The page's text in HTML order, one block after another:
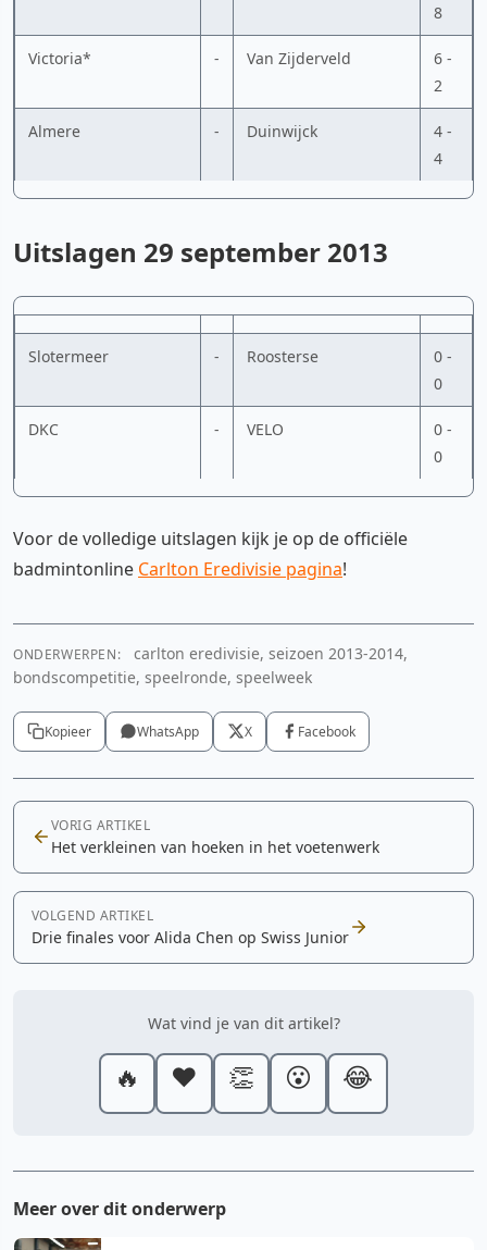
8
Victoria* - Van Zijderveld
6 -
2
Almere - Duinwijck
4 -
4
Uitslagen 29 september 2013
Slotermeer - Roosterse
0 -
0
DKC - VELO
0 -
0
Voor de volledige uitslagen kijk je op de officiële
badmintonline Carlton Eredivisie pagina!
ONDERWERPEN:
carlton eredivisie, seizoen 2013-2014,
bondscompetitie, speelronde, speelweek
Kopieer WhatsApp X Facebook
VORIG ARTIKEL
Het verkleinen van hoeken in het voetenwerk
VOLGEND ARTIKEL
Drie finales voor Alida Chen op Swiss Junior
Wat vind je van dit artikel?
🔥 ❤️ 👏 😮 😂
Meer over dit onderwerp